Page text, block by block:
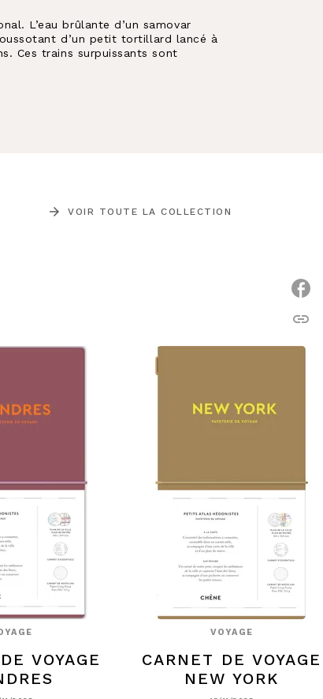
L’eau brûlante d’un samovar
d’un petit tortillard lancé à
Ces trains surpuissants sont
arrow_forward VOIR TOUTE LA COLLECTION
VOYAGE
VOYAGE
CARNET DE VOYAGE
NEW YORK
link